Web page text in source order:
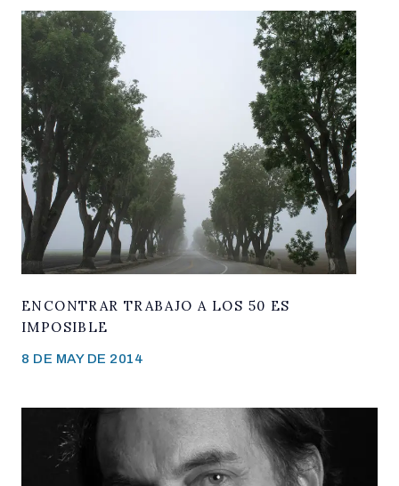
ENCONTRAR TRABAJO A LOS 50 ES
IMPOSIBLE
8 DE MAY DE 2014